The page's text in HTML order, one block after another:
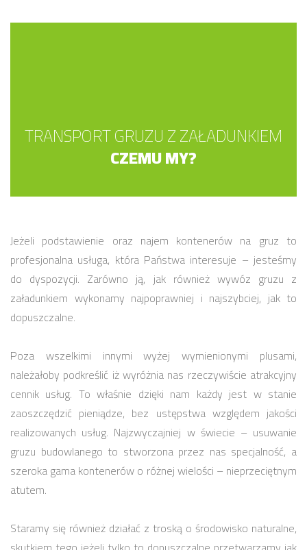
TRANSPORT GRUZU Z ZAŁADUNKIEM
CZEMU MY?
Jeżeli podstawienie oraz najem kontenerów na gruz to
profesjonalna usługa, która Państwa interesuje – jesteśmy
do dyspozycji. Zarówno ją, jak również wywóz gruzu z
załadunkiem wykonamy najpoprawniej i najszybciej, jak to
dopuszczalne.
Poza wszelkimi innymi wyżej wymienionymi plusami,
należałoby podkreślić iż wyróżnia nas rzeczywiście atrakcyjny
cennik usług. To właśnie dzięki nam każdy jest w stanie
zaoszczędzić pieniądze, bez ustępstwa względem jakości
realizowanych usług. Najzwyczajniej w świecie – usuwanie
gruzu budowlanego to stworzona przez nas specjalność, a
szeroka gama kontenerów o różnej wielości – nieprzeciętnym
atutem.
Staramy się również działać z troską o środowisko naturalne,